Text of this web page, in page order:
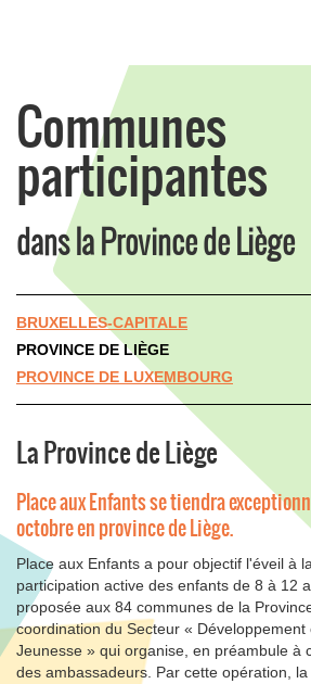
Communes
participantes
dans la Province de Liège
BRUXELLES-CAPITALE
PROVINCE DE LIÈGE
PROVINCE DE LUXEMBOURG
La Province de Liège
Place aux Enfants se tiendra
octobre en province de Liège.
Place aux Enfants a pour objectif l'éveil à
participation active des enfants de 8 à 12
proposée aux 84 communes de la
coordination du Secteur « Développement
Jeunesse » qui organise, en préambule à
des ambassadeurs. Par cette opération,